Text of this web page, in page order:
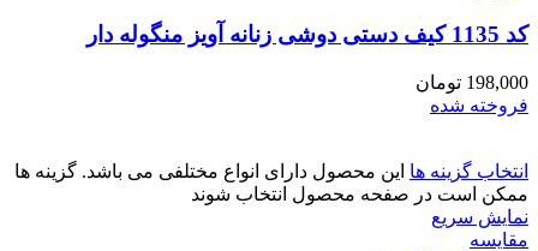
کد 1135 کیف دستی دوشی زنانه آویز منگوله دار
198,000 تومان
فروخته شده
انتخاب گزینه ها این محصول دارای انواع مختلفی می باشد. گزینه ها
ممکن است در صفحه محصول انتخاب شوند
نمایش سریع
مقايسه